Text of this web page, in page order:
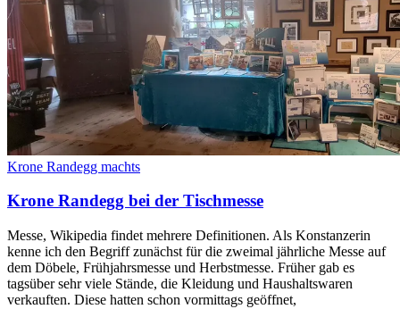
Krone Randegg machts
Krone Randegg bei der Tischmesse
Messe, Wikipedia findet mehrere Definitionen. Als Konstanzerin
kenne ich den Begriff zunächst für die zweimal jährliche Messe auf
dem Döbele, Frühjahrsmesse und Herbstmesse. Früher gab es
tagsüber sehr viele Stände, die Kleidung und Haushaltswaren
verkauften. Diese hatten schon vormittags geöffnet,